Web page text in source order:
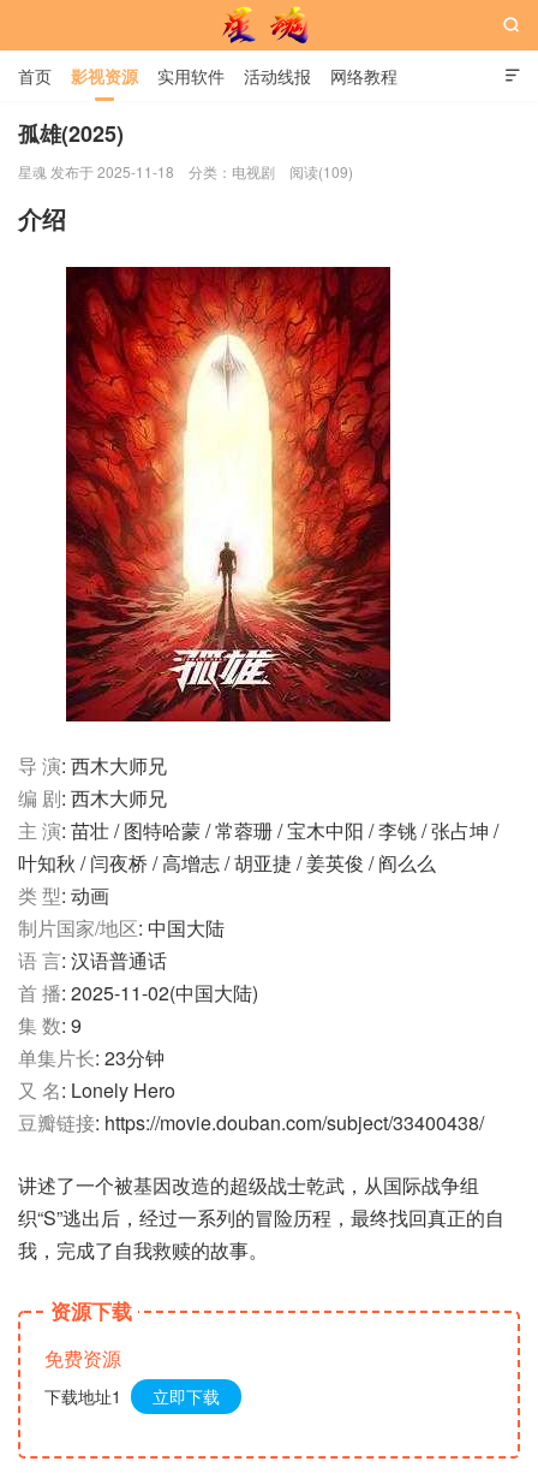

首页 影视资源 实用软件 活动线报 网络教程
用户中心 书籍

孤雄(2025)
星魂 发布于 2025-11-18 分类： 电视剧 阅读(109)
介绍
导 演: 西木大师兄
编 剧: 西木大师兄
主 演: 苗壮 / 图特哈蒙 / 常蓉珊 / 宝木中阳 / 李铫 / 张占坤 /
叶知秋 / 闫夜桥 / 高增志 / 胡亚捷 / 姜英俊 / 阎么么
类 型: 动画
制片国家/地区: 中国大陆
语 言: 汉语普通话
首 播: 2025-11-02(中国大陆)
集 数: 9
单集片长: 23分钟
又 名: Lonely Hero
豆瓣链接: https://movie.douban.com/subject/33400438/
讲述了一个被基因改造的超级战士乾武，从国际战争组
织“S”逃出后，经过一系列的冒险历程，最终找回真正的自
我，完成了自我救赎的故事。
资源下载
免费资源
下载地址1 立即下载